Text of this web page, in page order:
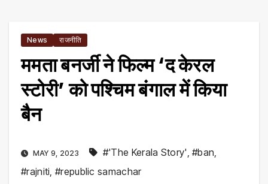
News राजनीति
ममता बनर्जी ने फिल्म ‘द केरल
स्टोरी’ को पश्चिम बंगाल में किया
बैन
MAY 9, 2023 #'The Kerala Story',#ban,
#rajniti,#republic samachar